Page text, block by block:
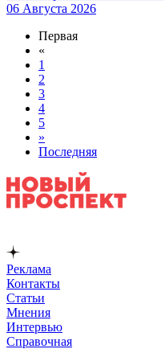
06 Августа 2026
Первая
«
1
2
3
4
5
»
Последняя
Реклама
Контакты
Статьи
Мнения
Интервью
Справочная